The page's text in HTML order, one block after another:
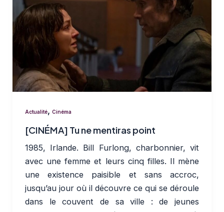
Actualité, Cinéma
[CINÉMA] Tu ne mentiras point
1985, Irlande. Bill Furlong, charbonnier, vit
avec une femme et leurs cinq filles. Il mène
une existence paisible et sans accroc,
jusqu’au jour où il découvre ce qui se déroule
dans le couvent de sa ville : de jeunes